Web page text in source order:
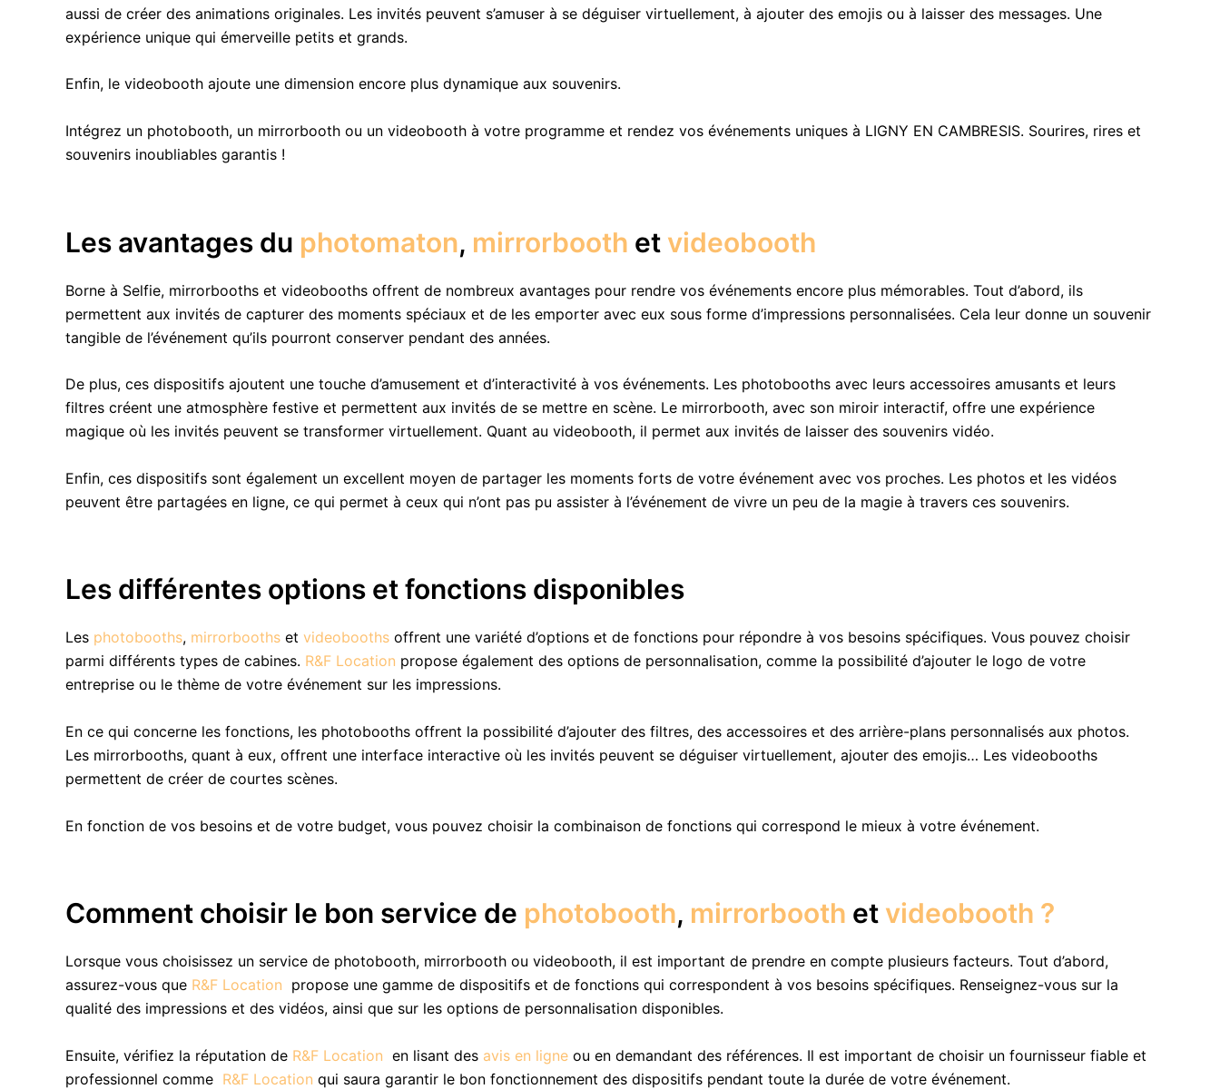
aussi de créer des animations originales. Les invités peuvent s’amuser à se déguiser virtuellement, à ajouter des emojis ou à laisser des messages. Une
expérience unique qui émerveille petits et grands.
Enfin, le videobooth ajoute une dimension encore plus dynamique aux souvenirs.
Intégrez un photobooth, un mirrorbooth ou un videobooth à votre programme et rendez vos événements uniques à LIGNY EN CAMBRESIS. Sourires, rires et
souvenirs inoubliables garantis !
Les avantages du photomaton, mirrorbooth et videobooth
Borne à Selfie, mirrorbooths et videobooths offrent de nombreux avantages pour rendre vos événements encore plus mémorables. Tout d’abord, ils
permettent aux invités de capturer des moments spéciaux et de les emporter avec eux sous forme d’impressions personnalisées. Cela leur donne un souvenir
tangible de l’événement qu’ils pourront conserver pendant des années.
De plus, ces dispositifs ajoutent une touche d’amusement et d’interactivité à vos événements. Les photobooths avec leurs accessoires amusants et leurs
filtres créent une atmosphère festive et permettent aux invités de se mettre en scène. Le mirrorbooth, avec son miroir interactif, offre une expérience
magique où les invités peuvent se transformer virtuellement. Quant au videobooth, il permet aux invités de laisser des souvenirs vidéo.
Enfin, ces dispositifs sont également un excellent moyen de partager les moments forts de votre événement avec vos proches. Les photos et les vidéos
peuvent être partagées en ligne, ce qui permet à ceux qui n’ont pas pu assister à l’événement de vivre un peu de la magie à travers ces souvenirs.
Les différentes options et fonctions disponibles
Les photobooths, mirrorbooths et videobooths offrent une variété d’options et de fonctions pour répondre à vos besoins spécifiques. Vous pouvez choisir
parmi différents types de cabines. R&F Location propose également des options de personnalisation, comme la possibilité d’ajouter le logo de votre
entreprise ou le thème de votre événement sur les impressions.
En ce qui concerne les fonctions, les photobooths offrent la possibilité d’ajouter des filtres, des accessoires et des arrière-plans personnalisés aux photos.
Les mirrorbooths, quant à eux, offrent une interface interactive où les invités peuvent se déguiser virtuellement, ajouter des emojis… Les videobooths
permettent de créer de courtes scènes.
En fonction de vos besoins et de votre budget, vous pouvez choisir la combinaison de fonctions qui correspond le mieux à votre événement.
Comment choisir le bon service de photobooth, mirrorbooth et videobooth ?
Lorsque vous choisissez un service de photobooth, mirrorbooth ou videobooth, il est important de prendre en compte plusieurs facteurs. Tout d’abord,
assurez-vous que R&F Location propose une gamme de dispositifs et de fonctions qui correspondent à vos besoins spécifiques. Renseignez-vous sur la
qualité des impressions et des vidéos, ainsi que sur les options de personnalisation disponibles.
Ensuite, vérifiez la réputation de R&F Location en lisant des avis en ligne ou en demandant des références. Il est important de choisir un fournisseur fiable et
professionnel comme R&F Location qui saura garantir le bon fonctionnement des dispositifs pendant toute la durée de votre événement.